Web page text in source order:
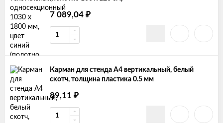
7 089,04 ₽
Карман для стенда А4 вертикальный, белый
скотч, толщина пластика 0.5 мм
89,11 ₽